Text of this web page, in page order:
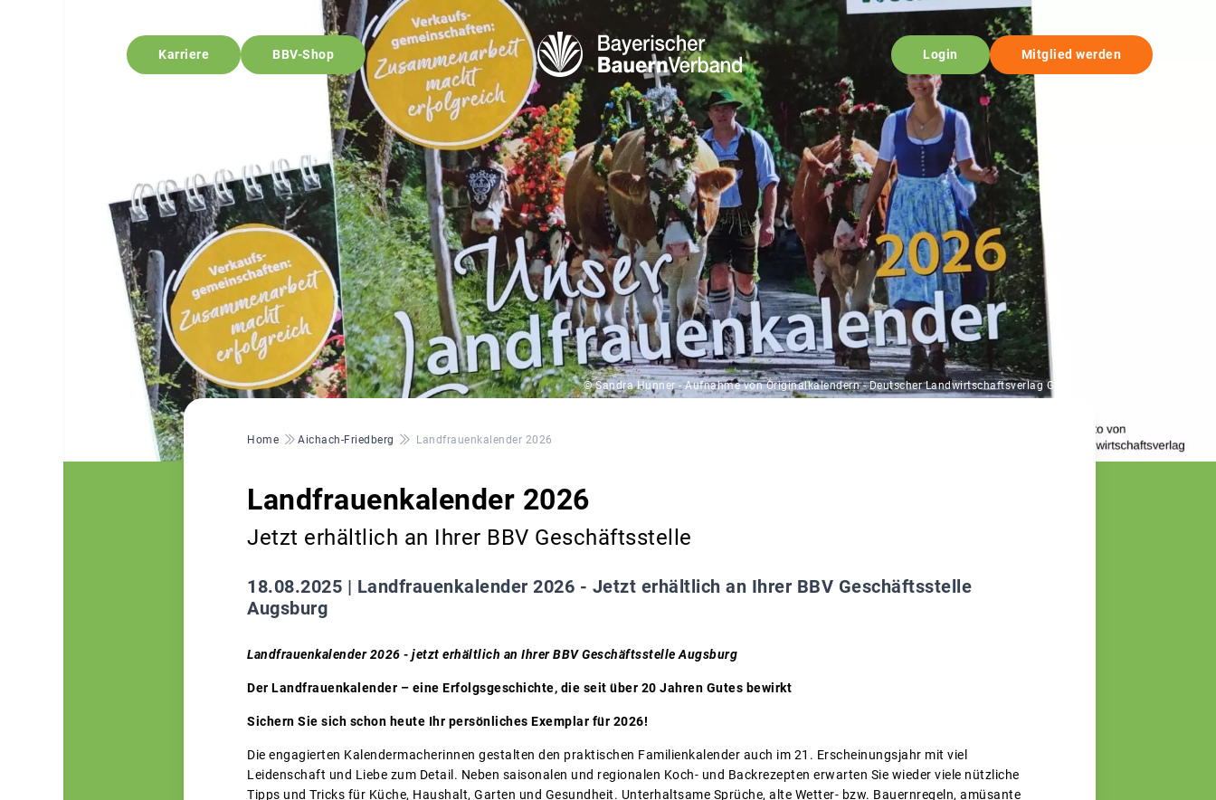
Karriere BBV-Shop Login Mitglied werden
© Sandra Hunner - Aufnahme von Originalkalendern - Deutscher Landwirtschaftsverlag GmbH
Pfadnavigation
Home Aichach-Friedberg Landfrauenkalender 2026
Landfrauenkalender 2026
Jetzt erhältlich an Ihrer BBV Geschäftsstelle
18.08.2025 | Landfrauenkalender 2026 - Jetzt erhältlich an Ihrer BBV Geschäftsstelle
Augsburg
Landfrauenkalender 2026 - jetzt erhältlich an Ihrer BBV Geschäftsstelle Augsburg
Der Landfrauenkalender – eine Erfolgsgeschichte, die seit über 20 Jahren Gutes bewirkt
Sichern Sie sich schon heute Ihr persönliches Exemplar für 2026!
Die engagierten Kalendermacherinnen gestalten den praktischen Familienkalender auch im 21. Erscheinungsjahr mit viel
Leidenschaft und Liebe zum Detail. Neben saisonalen und regionalen Koch- und Backrezepten erwarten Sie wieder viele nützliche
Tipps und Tricks für Küche, Haushalt, Garten und Gesundheit. Unterhaltsame Sprüche, alte Wetter- bzw. Bauernregeln, amüsante